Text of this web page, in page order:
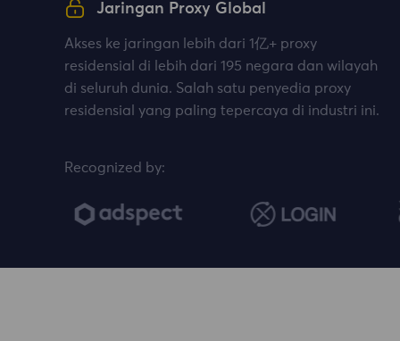
Jaringan Proxy Global
Akses ke jaringan lebih dari 1亿+ proxy
residensial di lebih dari 195 negara dan wilayah
di seluruh dunia. Salah satu penyedia proxy
residensial yang paling tepercaya di industri ini.
Recognized by: